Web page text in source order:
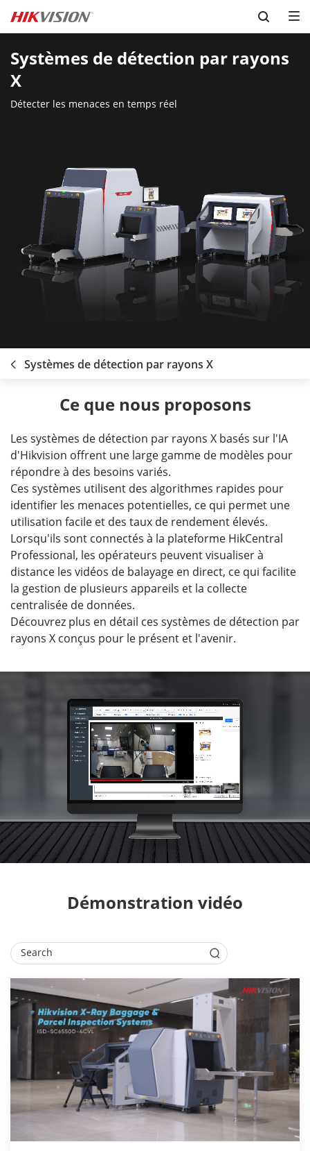
Skip to content
Systèmes de détection par rayons
X
Détecter les menaces en temps réel
Systèmes de détection par rayons X
Ce que nous proposons
Les systèmes de détection par rayons X basés sur l'IA
d'Hikvision offrent une large gamme de modèles pour
répondre à des besoins variés.
Ces systèmes utilisent des algorithmes rapides pour
identifier les menaces potentielles, ce qui permet une
utilisation facile et des taux de rendement élevés.
Lorsqu'ils sont connectés à la plateforme HikCentral
Professional, les opérateurs peuvent visualiser à
distance les vidéos de balayage en direct, ce qui facilite
la gestion de plusieurs appareils et la collecte
centralisée de données.
Découvrez plus en détail ces systèmes de détection par
rayons X conçus pour le présent et l'avenir.
Démonstration vidéo